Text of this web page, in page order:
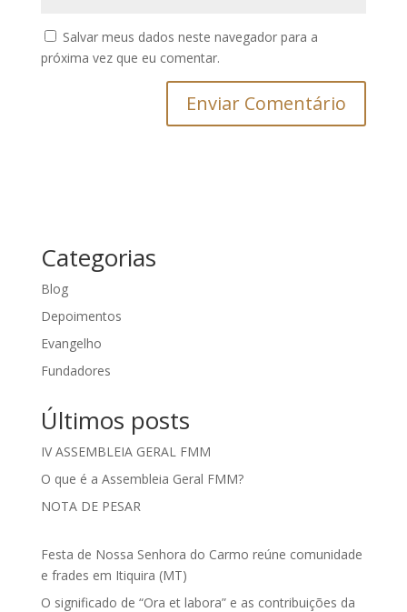
Salvar meus dados neste navegador para a
próxima vez que eu comentar.
Categorias
Blog
Depoimentos
Evangelho
Fundadores
Últimos posts
IV ASSEMBLEIA GERAL FMM
O que é a Assembleia Geral FMM?
NOTA DE PESAR
Festa de Nossa Senhora do Carmo reúne comunidade
e frades em Itiquira (MT)
O significado de “Ora et labora” e as contribuições da